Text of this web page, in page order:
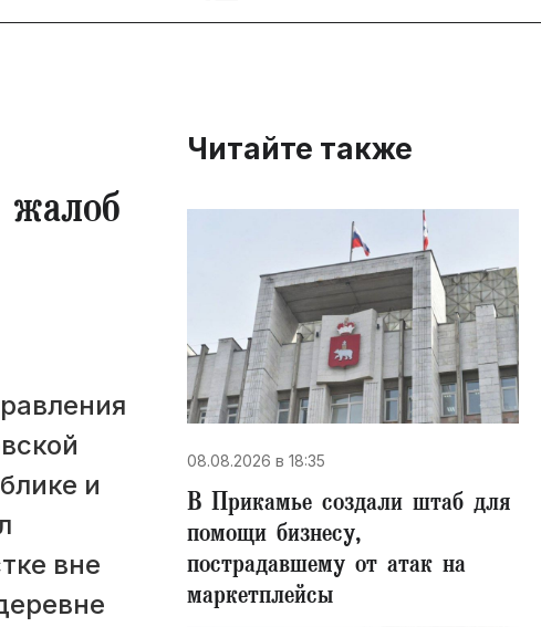
жалоб
и
вне
Читайте также
08.08.2026 в 18:35
В Прикамье создали штаб для
помощи бизнесу,
пострадавшему от атак на
маркетплейсы